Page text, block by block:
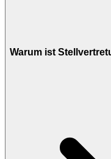
Warum ist